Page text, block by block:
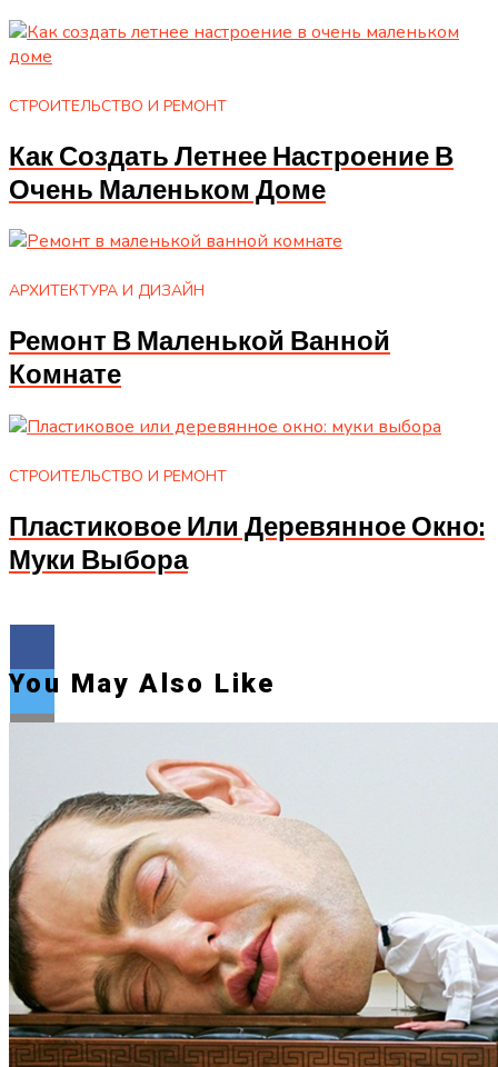
СТРОИТЕЛЬСТВО И РЕМОНТ
Как Создать Летнее Настроение В
Очень Маленьком Доме
АРХИТЕКТУРА И ДИЗАЙН
Ремонт В Маленькой Ванной
Комнате
СТРОИТЕЛЬСТВО И РЕМОНТ
Пластиковое Или Деревянное Окно:
Муки Выбора
Flipboard
Reddit
Pinterest
Whatsapp
Whatsapp
You May Also Like